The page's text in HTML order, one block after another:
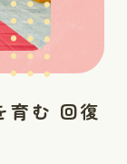
育む 回復